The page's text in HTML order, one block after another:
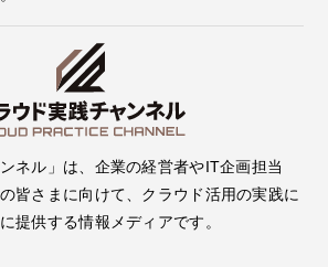
ネル」は、企業の経営者やIT企画担当
皆さまに向けて、クラウド活用の実践に
提供する情報メディアです。